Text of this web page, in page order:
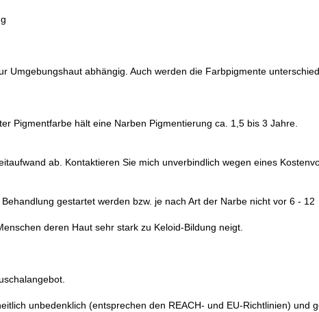
Umgebungshaut abhängig. Auch werden die Farbpigmente
Pigmentfarbe hält eine Narben Pigmentierung ca. 1,5 bis 3 Jahre.
ab. Kontaktieren Sie mich unverbindlich wegen eines
gestartet werden bzw. je nach Art der Narbe nicht vor 6 - 12
deren Haut sehr stark zu Keloid-Bildung neigt.
unbedenklich (entsprechen den REACH- und EU-Richtlinien) und